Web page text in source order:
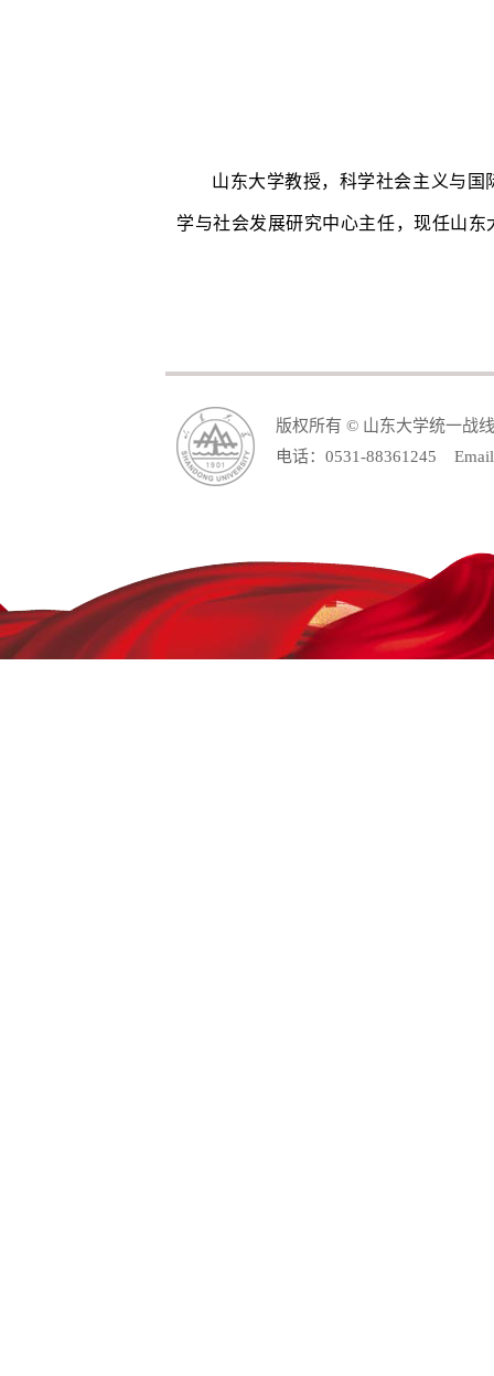
山东大学教授，科学社会主义与
学与社会发展研究中心主任，现任山
版权所有 © 山东大学统一战
电话：0531-88361245